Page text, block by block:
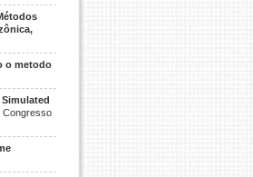
o metodo
Congresso